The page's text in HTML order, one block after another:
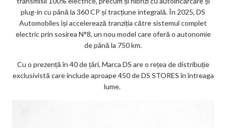
plug-in cu până la 360 CP și tracțiune integrală. În 2025, DS
Automobiles își accelerează tranziția către sistemul complet
electric prin sosirea N°8, un nou model care oferă o autonomie
de până la 750 km.
Cu o prezență în 40 de țări, Marca DS are o rețea de distribuție
exclusivistă care include aproape 450 de DS STORES în întreaga
lume.